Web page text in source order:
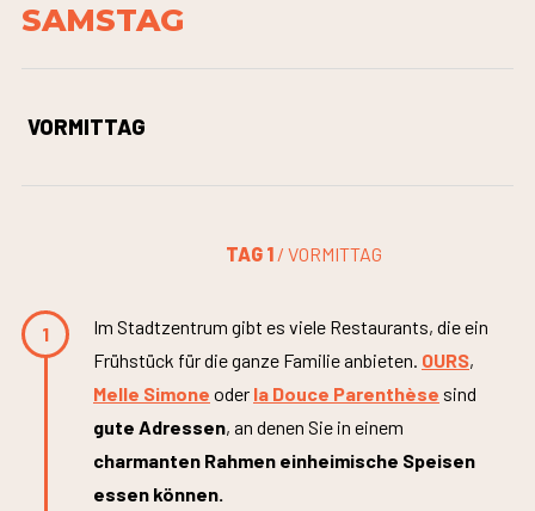
SAMSTAG
VORMITTAG
TAG 1/ VORMITTAG
1
Im Stadtzentrum gibt es viele Restaurants, die ein
Frühstück für die ganze Familie anbieten. OURS,
Melle Simone oder la Douce Parenthèse sind
gute Adressen, an denen Sie in einem
charmanten Rahmen einheimische Speisen
essen können.